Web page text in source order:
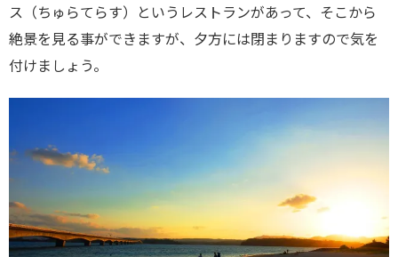
ス（ちゅらてらす）というレストランがあって、そこから
絶景を見る事ができますが、夕方には閉まりますので気を
付けましょう。